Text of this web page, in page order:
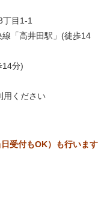
目1-1
「高井田駅」(徒歩14
14分)
用ください
受付もOK）も行います